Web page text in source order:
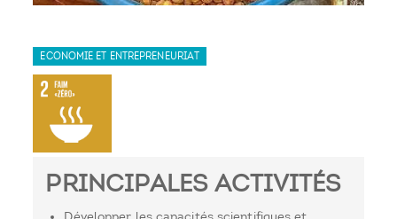
ECONOMIE ET ENTREPRENEURIAT
PRINCIPALES ACTIVITÉS